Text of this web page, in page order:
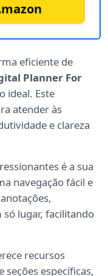
eficiente de
Planner For
ideal. Este
atender às
e clareza
é a sua
navegação fácil e
lugar, facilitando
recursos
específicas,